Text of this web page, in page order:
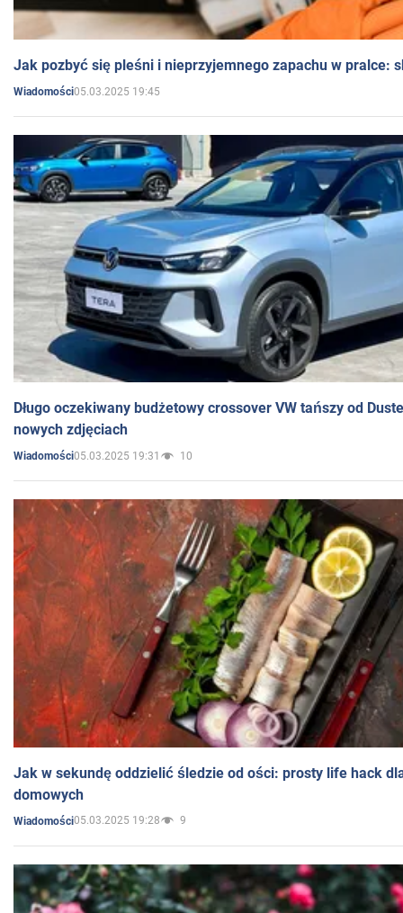
Jak pozbyć się pleśni i nieprzyjemnego zapachu w pralce:
Wiadomości05.03.2025 19:45
Długo oczekiwany budżetowy crossover VW tańszy od
nowych zdjęciach
Wiadomości05.03.2025 19:31 10
Jak w sekundę oddzielić śledzie od ości: prosty life hack
domowych
Wiadomości05.03.2025 19:28 9